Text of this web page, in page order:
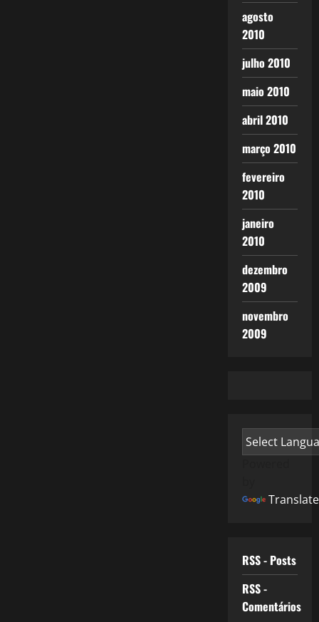
agosto
2010
julho 2010
maio 2010
abril 2010
março 2010
fevereiro
2010
janeiro
2010
dezembro
2009
novembro
2009
Translate
RSS - Posts
RSS -
Comentários